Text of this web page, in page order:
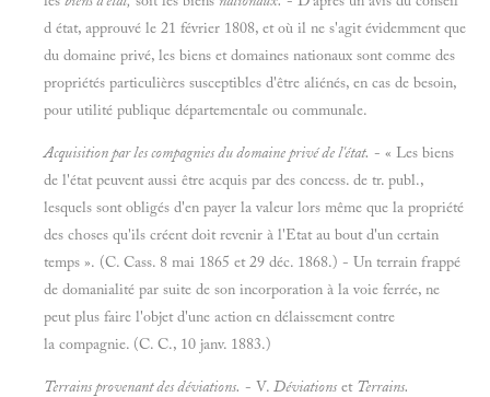
d état, approuvé le 21 février 1808, et où il ne s'agit évidemment que
du domaine privé, les biens et domaines nationaux sont comme des
propriétés particulières susceptibles d'être aliénés, en cas de besoin,
pour utilité publique départementale ou communale.
Acquisition par les compagnies du domaine privé de l'état. - « Les biens
de l'état peuvent aussi être acquis par des concess. de tr. publ.,
lesquels sont obligés d'en payer la valeur lors même que la propriété
des choses qu'ils créent doit revenir à l'Etat au bout d'un certain
temps ». (C. Cass. 8 mai 1865 et 29 déc. 1868.) - Un terrain frappé
de domanialité par suite de son incorporation à la voie ferrée, ne
peut plus faire l'objet d'une action en délaissement contre
la compagnie. (C. C., 10 janv. 1883.)
Terrains provenant des déviations. - V. Déviations et Terrains.